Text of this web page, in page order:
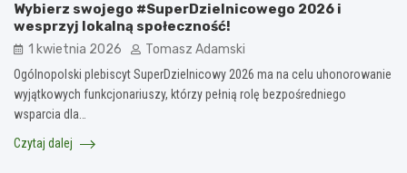
Wybierz swojego #SuperDzielnicowego 2026 i
wesprzyj lokalną społeczność!
1 kwietnia 2026 Tomasz Adamski
Ogólnopolski plebiscyt SuperDzielnicowy 2026 ma na celu uhonorowanie
wyjątkowych funkcjonariuszy, którzy pełnią rolę bezpośredniego
wsparcia dla…
Czytaj dalej